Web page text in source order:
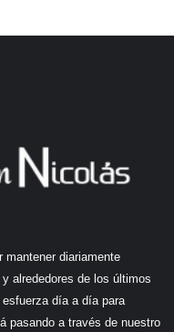
mantener diariamente
alrededores de los últimos
día a día para
pasando a través de nuestro